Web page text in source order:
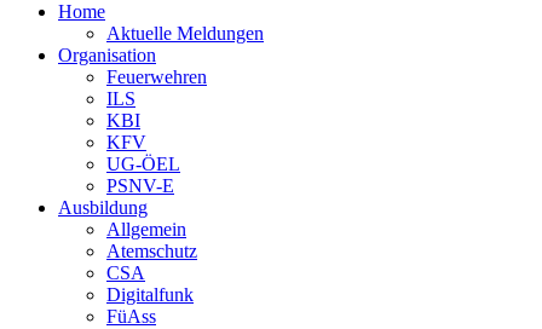
Home
Aktuelle Meldungen
Organisation
Feuerwehren
ILS
KBI
KFV
UG-ÖEL
PSNV-E
Ausbildung
Allgemein
Atemschutz
CSA
Digitalfunk
FüAss